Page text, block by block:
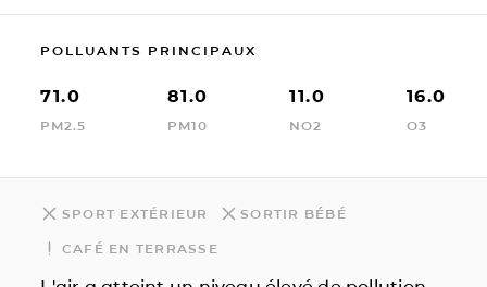
POLLUANTS PRINCIPAUX
71.0
PM2.5
81.0
PM10
11.0
NO2
16.0
O3
SPORT EXTÉRIEUR SORTIR BÉBÉ
CAFÉ EN TERRASSE